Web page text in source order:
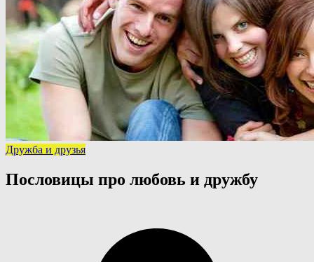
Дружба и друзья
Пословицы про любовь и дружбу